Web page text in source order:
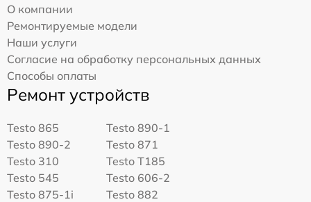
О компании
Ремонтируемые модели
Наши услуги
Согласие на обработку персональных данных
Способы оплаты
Ремонт устройств
Testo 865
Testo 890-1
Testo 890-2
Testo 871
Testo 310
Testo T185
Testo 545
Testo 606-2
Testo 875-1i
Testo 882